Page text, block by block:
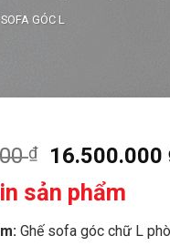
SOFA GÓC L
₫
Giá
gốc
là:
20.000.000
16.500.000
sản phẩm
Ghế sofa góc chữ L